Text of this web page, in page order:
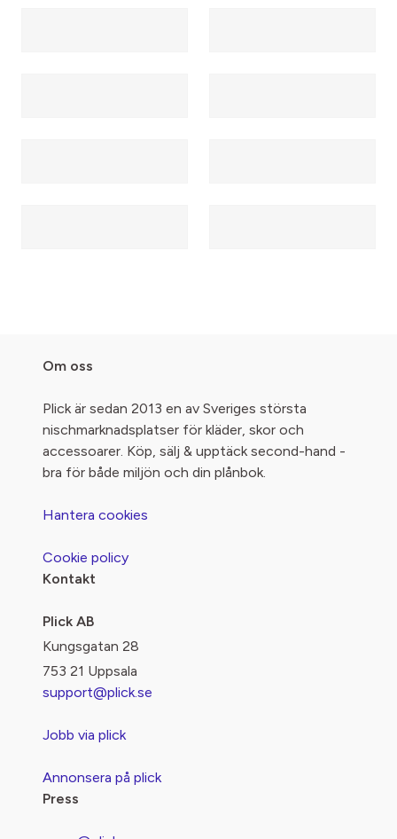
Om oss
Plick är sedan 2013 en av Sveriges största
nischmarknadsplatser för kläder, skor och
accessoarer. Köp, sälj & upptäck second-hand -
bra för både miljön och din plånbok.
Hantera cookies
Cookie policy
Kontakt
Plick AB
Kungsgatan 28
753 21 Uppsala
support@plick.se
Jobb via plick
Annonsera på plick
Press